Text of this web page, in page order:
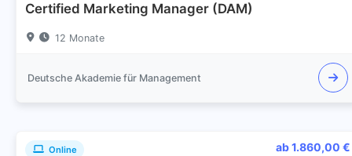
Certified Marketing Manager (DAM)
12 Monate
Deutsche Akademie für Management
Online ab 1.860,00 €